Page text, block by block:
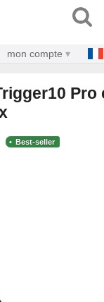
mon compte
Pro
Best-seller